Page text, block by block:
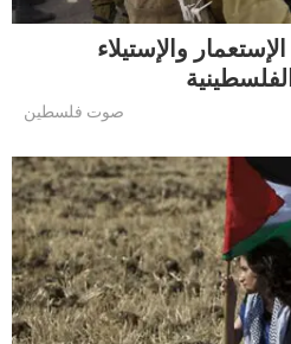
والإستيلاء
صوت فلسطين